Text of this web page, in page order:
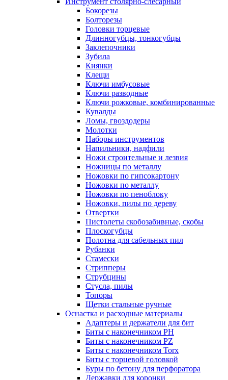
Бокорезы
Болторезы
Головки торцевые
Длинногубцы, тонкогубцы
Заклепочники
Зубила
Киянки
Клещи
Ключи имбусовые
Ключи разводные
Ключи рожковые, комбинированные
Кувалды
Ломы, гвоздодеры
Молотки
Наборы инструментов
Напильники, надфили
Ножи строительные и лезвия
Ножницы по металлу
Ножовки по гипсокартону
Ножовки по металлу
Ножовки по пеноблоку
Ножовки, пилы по дереву
Отвертки
Пистолеты скобозабивные, скобы
Плоскогубцы
Полотна для сабельных пил
Рубанки
Стамески
Стрипперы
Струбцины
Стусла, пилы
Топоры
Щетки стальные ручные
Оснастка и расходные материалы
Адаптеры и держатели для бит
Биты с наконечником PH
Биты с наконечником PZ
Биты с наконечником Torx
Биты с торцевой головкой
Буры по бетону для перфоратора
Державки для коронки